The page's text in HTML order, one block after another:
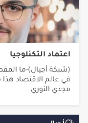
اعتماد التكنلوجيا
(شبكة أجيال)-ما
في عالم الاقتصاد
مجدي النوري